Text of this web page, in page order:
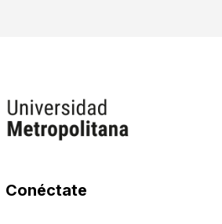
Conéctate